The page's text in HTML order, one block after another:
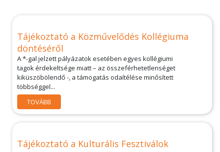
Tájékoztató a Közművelődés Kollégiuma
döntéséről
A *-gal jelzett pályázatok esetében egyes kollégiumi
tagok érdekeltsége miatt – az összeférhetetlenséget
kiküszöbölendő -, a támogatás odaítélése minősített
többséggel...
TOVÁBB
Tájékoztató a Kulturális Fesztiválok